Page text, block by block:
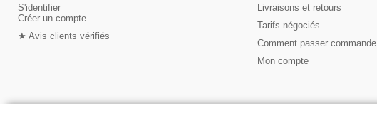
S'identifier
Créer un compte
★ Avis clients vérifiés
Livraisons et retours
Tarifs négociés
Comment passer commande
Mon compte